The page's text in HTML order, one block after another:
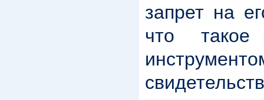
запрет на
что такое